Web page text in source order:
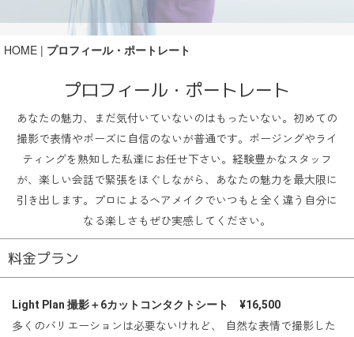
HOME | プロフィール・ポートレート
プロフィール・ポートレート
あなたの魅力、まだ気付いていないのはもったいない。初めての
撮影で表情やポーズに自信のないが普通です。ポージングやライ
ティングを熟知した私達にお任せ下さい。経験豊かなスタッフ
が、楽しい会話で緊張をほぐしながら、あなたの魅力を最大限に
引き出します。プロによるヘアメイクでいつもと全く違う自分に
なる楽しさもぜひ実感してください。
料金プラン
Light Plan 撮影＋6カットコンタクトシート ¥16,500
多くのバリエーションは必要ないけれど、 自然な表情で撮影した